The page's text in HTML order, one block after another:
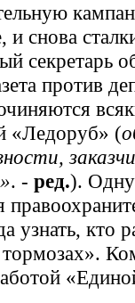
снова
против
«Ледоруб» (
. - ред.).
узнать, кто
тормозах».